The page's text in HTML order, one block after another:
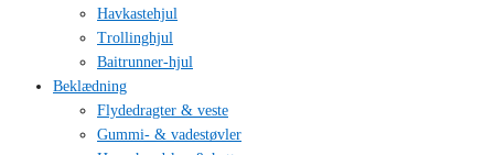
Havkastehjul
Trollinghjul
Baitrunner-hjul
Beklædning
Flydedragter & veste
Gummi- & vadestøvler